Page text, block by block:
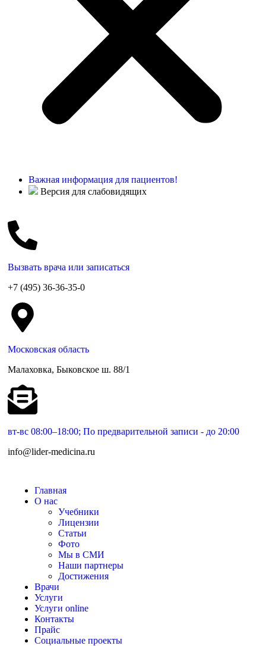
Важная информация для пациентов!
Версия для слабовидящих
Вызвать врача или записаться
+7 (495) 36-36-35-0
Московская область
Малаховка, Быковское ш. 88/1
вт-вс 08:00–18:00; По предварительной записи - до 20:00
info@lider-medicina.ru
Главная
О нас
Учебники
Лицензии
Статьи
Фото
Мы в СМИ
Наши партнеры
Достижения
Врачи
Услуги
Услуги online
Контакты
Прайс
Социальные проекты